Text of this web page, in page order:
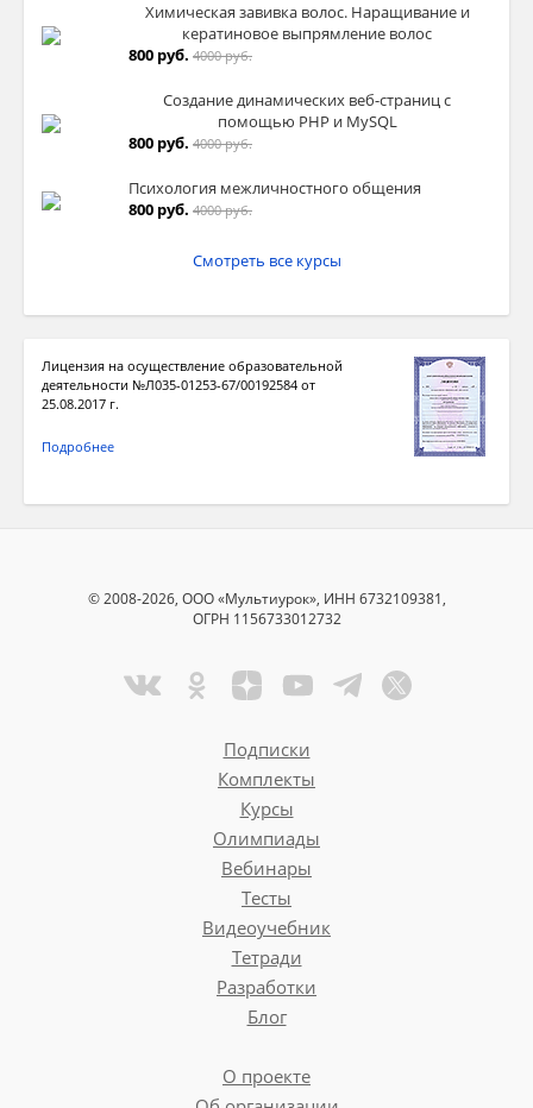
Химическая завивка волос. Наращивание и
кератиновое выпрямление волос
800 руб. 4000 руб.
Создание динамических веб-страниц с
помощью PHP и MySQL
800 руб. 4000 руб.
Психология межличностного общения
800 руб. 4000 руб.
Смотреть все курсы
Лицензия на осуществление образовательной
деятельности №Л035-01253-67/00192584 от
25.08.2017 г.
Подробнее
© 2008-2026, ООО «Мультиурок», ИНН 6732109381,
ОГРН 1156733012732
Подписки
Комплекты
Курсы
Олимпиады
Вебинары
Тесты
Видеоучебник
Тетради
Разработки
Блог
О проекте